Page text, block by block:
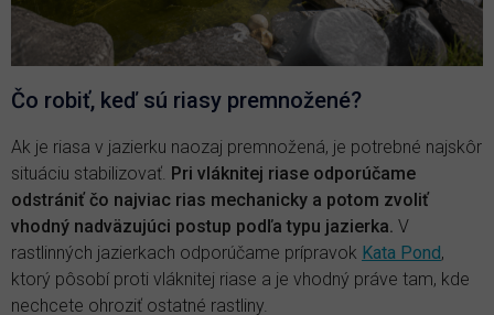
Čo robiť, keď sú riasy premnožené?
Ak je riasa v jazierku naozaj premnožená, je potrebné najskôr
situáciu stabilizovať. Pri vláknitej riase odporúčame
odstrániť čo najviac rias mechanicky a potom zvoliť
vhodný nadväzujúci postup podľa typu jazierka. V
rastlinných jazierkach odporúčame prípravok Kata Pond,
ktorý pôsobí proti vláknitej riase a je vhodný práve tam, kde
nechcete ohroziť ostatné rastliny.